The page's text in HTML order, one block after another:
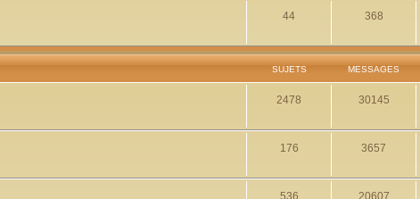
44 368
SUJETS MESSAGES
2478 30145
176 3657
536 20607